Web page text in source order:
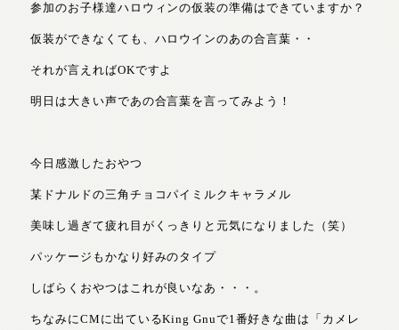
参加のお子様達ハロウィンの仮装の準備はできていますか？
仮装ができなくても、ハロウインのあの合言葉・・
それが言えればOKですよ
明日は大きい声であの合言葉を言ってみよう！
今日感激したおやつ
某ドナルドの三角チョコパイミルクキャラメル
美味し過ぎて疲れ目がくっきりと元気になりました（笑）
パッケージもかなり好みのタイプ
しばらくおやつはこれが良いなあ・・・。
ちなみにCMに出ているKing Gnuで1番好きな曲は「カメレ